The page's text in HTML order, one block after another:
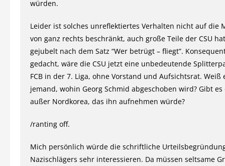
würden.
Leider ist solches unreflektiertes Verhalten nicht auf die
von ganz rechts beschränkt, auch große Teile der CSU
gejubelt nach dem Satz “Wer betrügt – fliegt”.
gedacht, wäre die CSU jetzt eine unbedeutende
FCB in der 7. Liga, ohne Vorstand und Aufsichtsrat. Weiß
jemand, wohin Georg Schmid abgeschoben wird? Gibt es
außer Nordkorea, das ihn aufnehmen würde?
/ranting off.
Mich persönlich würde die schriftliche
Nazischlägers sehr interessieren. Da müssen seltsame